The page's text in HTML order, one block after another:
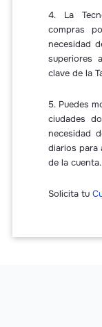
4. La
compras
necesidad
superiores
clave de la
5. Puedes
ciudades
necesidad
diarios para
de la cuenta.
Solicita tu